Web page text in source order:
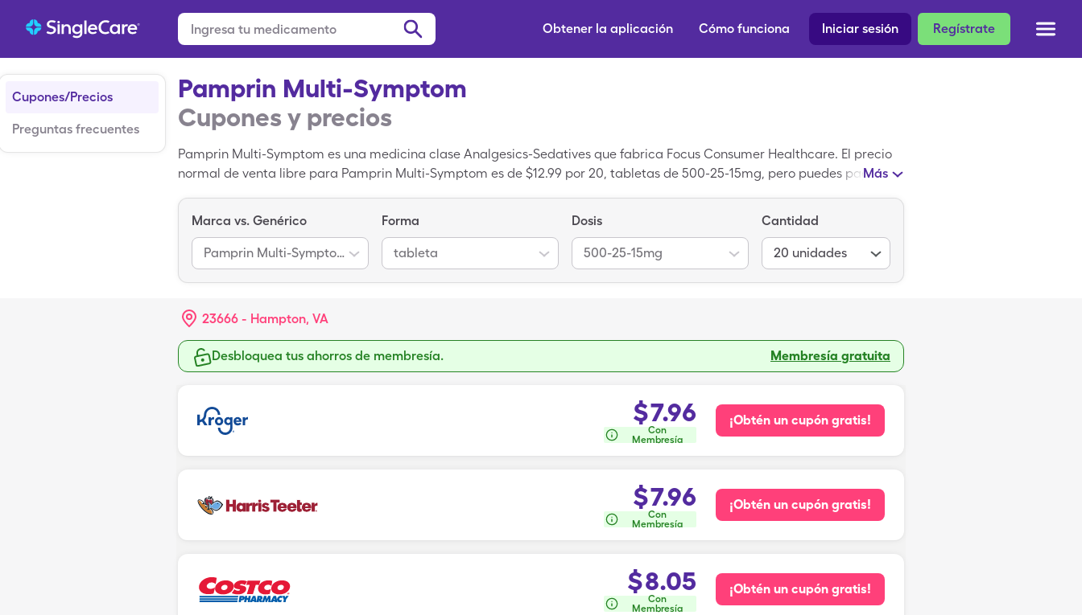
Regístrate
Iniciar sesión
Cómo funciona
Obtener la aplicación
Cupones/Precios
Preguntas frecuentes
Pamprin Multi-Symptom
Cupones y precios
Pamprin Multi-Symptom es una medicina clase Analgesics-Sedatives que fabrica Focus Consumer Healthcare. El precio
normal de venta libre para Pamprin Multi-Symptom es de $12.99 por 20, tabletas de 500-25-15mg, pero puedes pagar
Más
Marca vs. Genérico
Pamprin Multi-Symptom
Forma
tableta
Dosis
500-25-15mg
Cantidad
20 unidades
23666 - Hampton, VA
Desbloquea tus ahorros de membresía. Membresía gratuita
$7.96
Con
Membresía
¡Obtén un cupón gratis!
$7.96
Con
Membresía
¡Obtén un cupón gratis!
$8.05
Con
Membresía
¡Obtén un cupón gratis!